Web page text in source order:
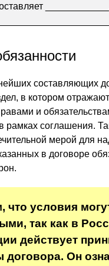
составляющих
в котором
и
рамках соглашения.
мерой для
в договоре
что условия
так как в
действует
Он